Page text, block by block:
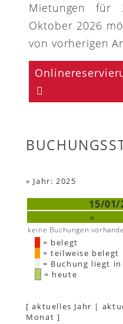
Mietungen für
Oktober 2026
von vorherigen
» Jahr: 2025
15/01/
«
keine Buchungen
= belegt
= teilweise belegt
= Buchung liegt
= heute
[aktuelles Jahr |
Monat ]